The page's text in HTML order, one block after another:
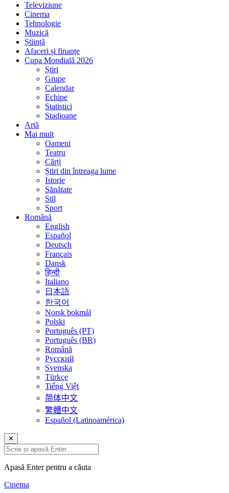
Televiziune
Cinema
Tehnologie
Muzică
Știință
Afaceri și finanțe
Cupa Mondială 2026
Știri
Grupe
Calendar
Echipe
Statistici
Stadioane
Artă
Mai mult
Oameni
Teatru
Cărți
Știri din întreaga lume
Istorie
Sănătate
Stil
Sport
Română
English
Español
Deutsch
Français
Dansk
हिन्दी
Italiano
日本語
한국어
Norsk bokmål
Polski
Português (PT)
Português (BR)
Română
Русский
Svenska
Türkçe
Tiếng Việt
简体中文
繁體中文
Español (Latinoamérica)
✕
Apasă Enter pentru a căuta
Cinema